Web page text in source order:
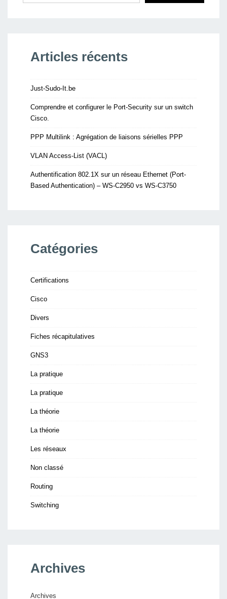
Articles récents
Just-Sudo-It.be
Comprendre et configurer le Port-Security sur un switch
Cisco.
PPP Multilink : Agrégation de liaisons sérielles PPP
VLAN Access-List (VACL)
Authentification 802.1X sur un réseau Ethernet (Port-
Based Authentication) – WS-C2950 vs WS-C3750
Catégories
Certifications
Cisco
Divers
Fiches récapitulatives
GNS3
La pratique
La pratique
La théorie
La théorie
Les réseaux
Non classé
Routing
Switching
Archives
Archives